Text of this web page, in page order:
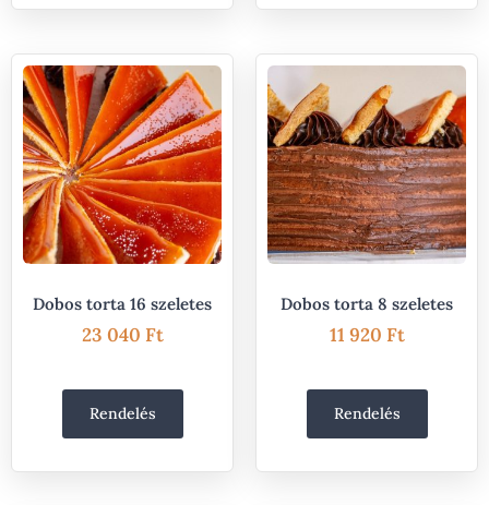
Dobos torta 16 szeletes
23 040 Ft
Rendelés
Dobos torta 8 szeletes
11 920 Ft
Rendelés